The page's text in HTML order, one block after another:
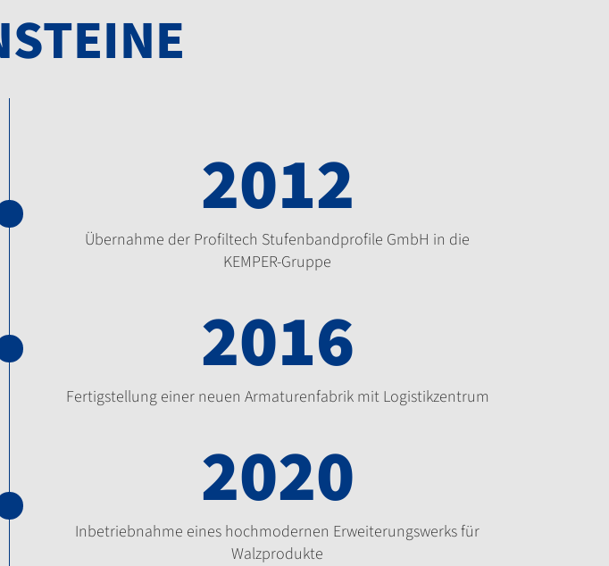
2012
Übernahme der Profiltech Stufenbandprofile GmbH in die
KEMPER-Gruppe
2016
Fertigstellung einer neuen Armaturenfabrik mit Logistikzentrum
2020
Inbetriebnahme eines hochmodernen Erweiterungswerks für
Walzprodukte